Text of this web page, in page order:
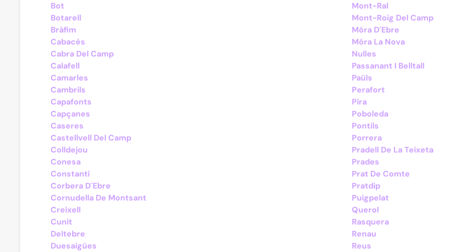
Bot
Botarell
Bràfim
Cabacés
Cabra Del Camp
Calafell
Camarles
Cambrils
Capafonts
Capçanes
Caseres
Castellvell Del Camp
Colldejou
Conesa
Constantí
Corbera D´Ebre
Cornudella De Montsant
Creixell
Cunit
Deltebre
Duesaigües
Mont-Ral
Mont-Roig Del Camp
Móra D´Ebre
Móra La Nova
Nulles
Passanant I Belltall
Paüls
Perafort
Pira
Poboleda
Pontils
Porrera
Pradell De La Teixeta
Prades
Prat De Comte
Pratdip
Puigpelat
Querol
Rasquera
Renau
Reus